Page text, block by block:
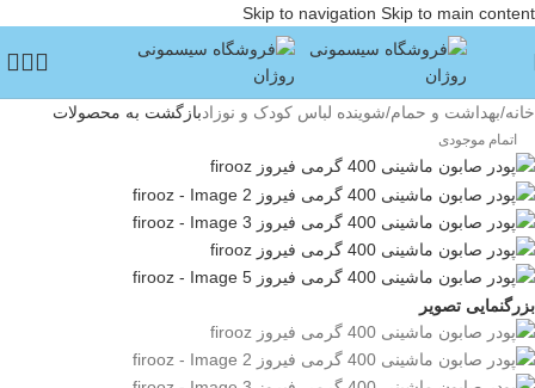
Skip to navigation Skip to main content
خانه/بهداشت و حمام/شوینده لباس کودک و نوزادبازگشت به محصولات
اتمام موجودی
بزرگنمایی تصویر